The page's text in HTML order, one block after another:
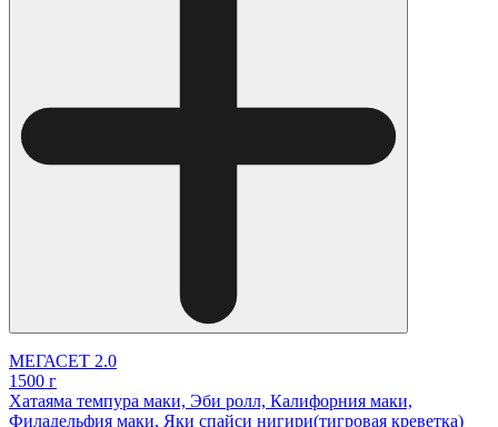
МЕГАСЕТ 2.0
1500 г
Хатаяма темпура маки, Эби ролл, Калифорния маки,
Филадельфия маки, Яки спайси нигири(тигровая креветка)